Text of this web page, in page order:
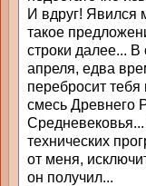
И вдруг! Явился
такое
строки далее...
апреля, едва
перебросит
смесь Древнего
технических
от меня,
он получил...